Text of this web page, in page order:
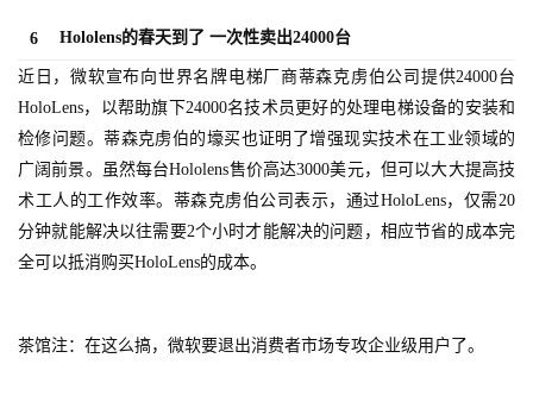
戏
2
0
2
5
第
十
金
6 Hololens的春天到了 一次性卖出24000台
近日，微软宣布向世界名牌电梯厂商蒂森克虏伯公司提供24000台
HoloLens，以帮助旗下24000名技术员更好的处理电梯设备的安装和
检修问题。蒂森克虏伯的壕买也证明了增强现实技术在工业领域的
广阔前景。虽然每台Hololens售价高达3000美元，但可以大大提高技
术工人的工作效率。蒂森克虏伯公司表示，通过HoloLens，仅需20
分钟就能解决以往需要2个小时才能解决的问题，相应节省的成本完
全可以抵消购买HoloLens的成本。
茶馆注：在这么搞，微软要退出消费者市场专攻企业级用户了。